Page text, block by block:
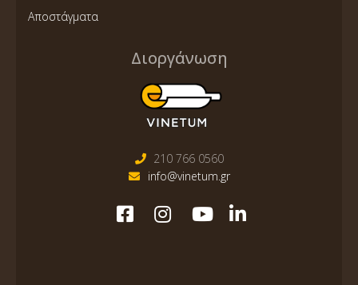
Αποστάγματα
Διοργάνωση
210 766 0560
info@vinetum.gr